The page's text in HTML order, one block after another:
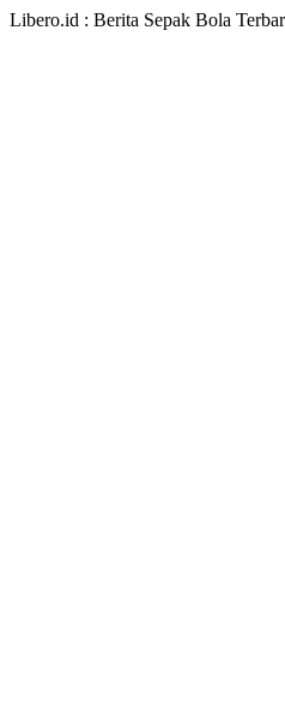
Libero.id : Berita Sepak Bola